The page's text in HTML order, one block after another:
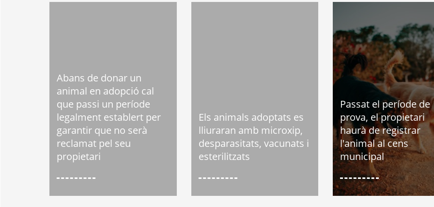
Abans de donar un
animal en adopció cal
que passi un període
legalment establert per
garantir que no serà
reclamat pel seu
propietari
Els animals adoptats es
lliuraran amb microxip,
desparasitats, vacunats i
esterilitzats
Passat el període de
prova, el propietari
haurà de registrar
l'animal al cens
municipal